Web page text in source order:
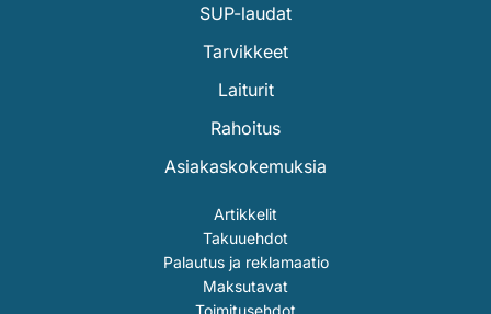
SUP-laudat
Tarvikkeet
Laiturit
Rahoitus
Asiakaskokemuksia
Artikkelit
Takuuehdot
Palautus ja reklamaatio
Maksutavat
Toimitusehdot